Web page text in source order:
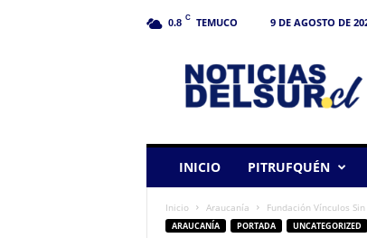
0.8 C TEMUCO 9 DE AGOSTO DE
INICIO PITRUFQUÉN
Inicio Araucanía Fundación Vínculos
ARAUCANÍA PORTADA UNCATEGORIZED